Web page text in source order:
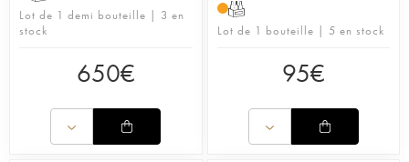
Lot de 1 demi bouteille | 3 en
stock
650€
T
Lot de 1 bouteille | 5 en stock
95€